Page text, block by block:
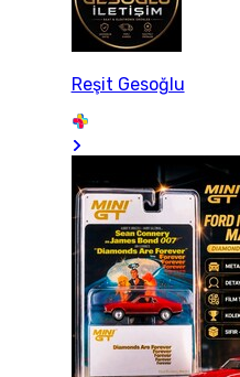
Reşit Gesoğlu